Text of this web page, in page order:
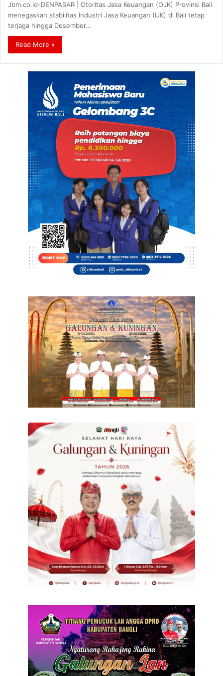
Jbm.co.id-DENPASAR | Otoritas Jasa Keuangan (OJK) Provinsi Bali
menegaskan stabilitas Industri Jasa Keuangan (IJK) di Bali tetap
terjaga hingga Desember…
Read More »